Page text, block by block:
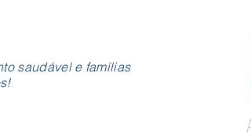
saudável e famílias